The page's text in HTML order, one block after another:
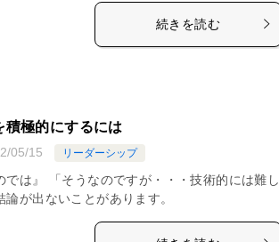
続きを読む
極的にするには
05/15 リーダーシップ
では』 「そうなのですが・・・技術的には難し
が出ないことがあります。